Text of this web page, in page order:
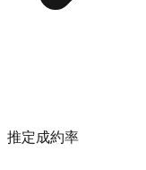
推定成約率